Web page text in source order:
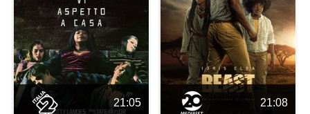
21:05 21:08